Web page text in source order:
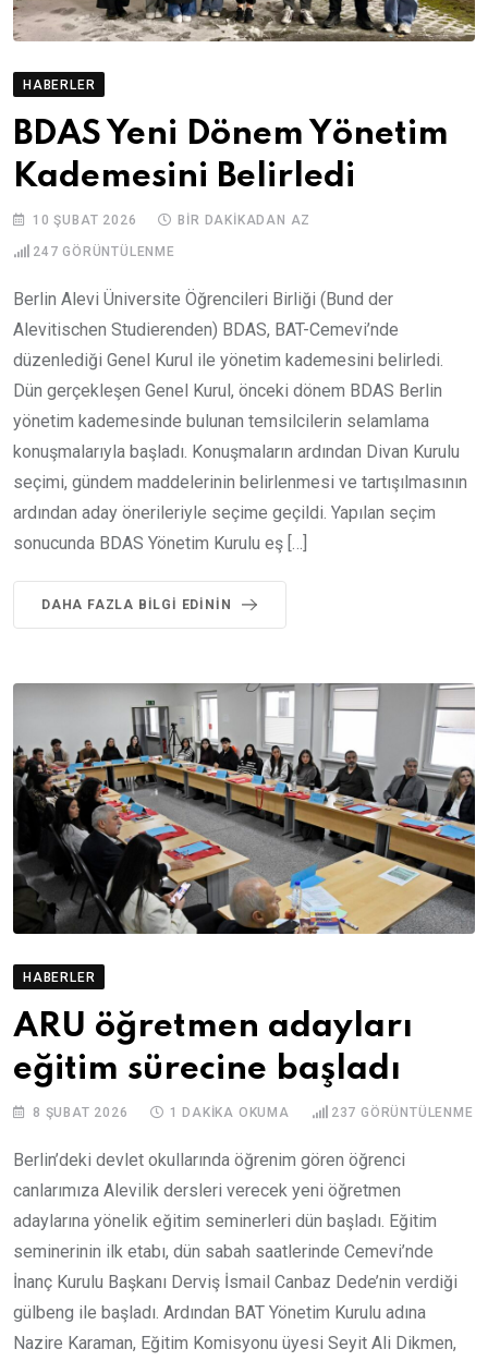
HABERLER
BDAS Yeni Dönem Yönetim
Kademesini Belirledi
10 ŞUBAT 2026 BIR DAKIKADAN AZ
247 GÖRÜNTÜLENME
Berlin Alevi Üniversite Öğrencileri Birliği (Bund der
Alevitischen Studierenden) BDAS, BAT-Cemevi’nde
düzenlediği Genel Kurul ile yönetim kademesini belirledi.
Dün gerçekleşen Genel Kurul, önceki dönem BDAS Berlin
yönetim kademesinde bulunan temsilcilerin selamlama
konuşmalarıyla başladı. Konuşmaların ardından Divan Kurulu
seçimi, gündem maddelerinin belirlenmesi ve tartışılmasının
ardından aday önerileriyle seçime geçildi. Yapılan seçim
sonucunda BDAS Yönetim Kurulu eş […]
DAHA FAZLA BILGI EDININ
HABERLER
ARU öğretmen adayları
eğitim sürecine başladı
8 ŞUBAT 2026 1 DAKIKA OKUMA 237 GÖRÜNTÜLENME
Berlin’deki devlet okullarında öğrenim gören öğrenci
canlarımıza Alevilik dersleri verecek yeni öğretmen
adaylarına yönelik eğitim seminerleri dün başladı. Eğitim
seminerinin ilk etabı, dün sabah saatlerinde Cemevi’nde
İnanç Kurulu Başkanı Derviş İsmail Canbaz Dede’nin verdiği
gülbeng ile başladı. Ardından BAT Yönetim Kurulu adına
Nazire Karaman, Eğitim Komisyonu üyesi Seyit Ali Dikmen,